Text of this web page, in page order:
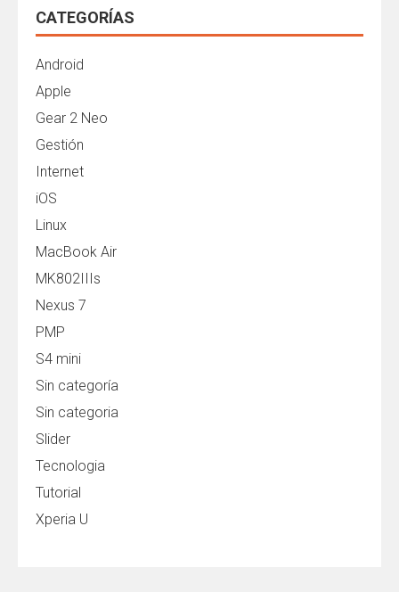
CATEGORÍAS
Android
Apple
Gear 2 Neo
Gestión
Internet
iOS
Linux
MacBook Air
MK802IIIs
Nexus 7
PMP
S4 mini
Sin categoría
Sin categoria
Slider
Tecnologia
Tutorial
Xperia U